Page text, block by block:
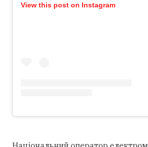
View this post on Instagram